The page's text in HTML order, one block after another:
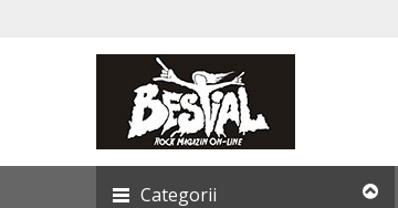
Categorii